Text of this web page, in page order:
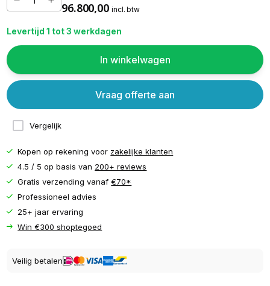
96.800,00 incl. btw
Levertijd 1 tot 3 werkdagen
In winkelwagen
Vergelijk
Vraag offerte aan
Kopen op rekening voor zakelijke klanten
4.5 / 5 op basis van 200+ reviews
Gratis verzending vanaf€70*
Professioneel advies
25+ jaar ervaring
Win €300 shoptegoed
Veilig betalen